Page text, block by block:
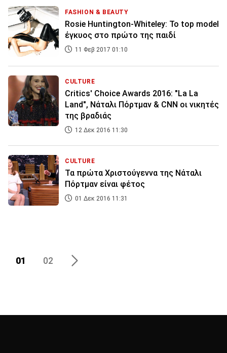
FASHION & BEAUTY
Rosie Huntington-Whiteley: Το top model
έγκυος στο πρώτο της παιδί
11 Φεβ 2017 01:10
CULTURE
Critics' Choice Awards 2016: "La La
Land", Nάταλι Πόρτμαν & CNN οι νικητές
της βραδιάς
12 Δεκ 2016 11:30
CULTURE
Τα πρώτα Χριστούγεννα της Νάταλι
Πόρτμαν είναι φέτος
01 Δεκ 2016 11:31
01 02